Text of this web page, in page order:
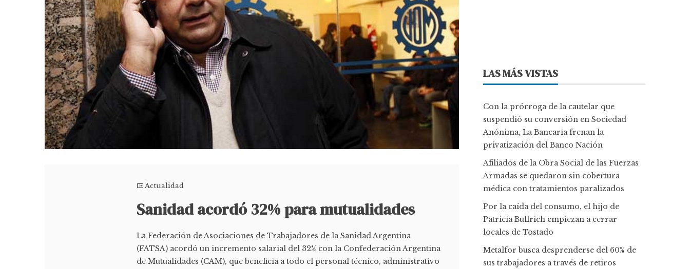
Actualidad
Sanidad acordó 32% para mutualidades
La Federación de Asociaciones de Trabajadores de la Sanidad Argentina
(FATSA) acordó un incremento salarial del 32% con la Confederación Argentina
de Mutualidades (CAM), que beneficia a todo el personal técnico, administrativo
LAS MÁS VISTAS
Con la prórroga de la cautelar que
suspendió su conversión en Sociedad
Anónima, La Bancaria frenan la
privatización del Banco Nación
Afiliados de la Obra Social de las Fuerzas
Armadas se quedaron sin cobertura
médica con tratamientos paralizados
Por la caída del consumo, el hijo de
Patricia Bullrich empiezan a cerrar
locales de Tostado
Metalfor busca desprenderse del 60% de
sus trabajadores a través de retiros